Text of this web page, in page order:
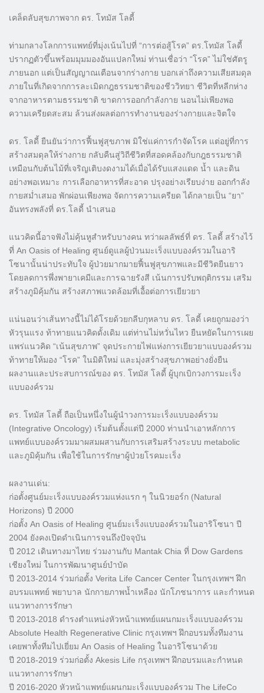
เคล็ดลับสุขภาพจาก ดร. โทมัส โลดี้
ท่ามกลางโลกการแพทย์ที่มุ่งเน้นไปที่ “การต่อสู้โรค” ดร.โทมัส โลดี้
ปรากฏตัวขึ้นพร้อมมุมมองอันแปลกใหม่ ท่านเชื่อว่า “โรค” ไม่ใช่ศัตรู
ภายนอก แต่เป็นสัญญาณเตือนจากร่างกาย บอกเล่าถึงความเสียสมดุล
ภายในที่เกิดจากการละเมิดกฎธรรมชาติของชีววิทยา ชีวิตที่หลีกห่าง
จากอาหารตามธรรมชาติ ขาดการออกกำลังกาย นอนไม่เพียงพอ
ความเครียดสะสม ล้วนส่งผลต่อการทำงานของร่างกายและจิตใจ
ดร. โลดี้ ยืนยันว่าการฟื้นฟูสุขภาพ มิใช่แค่การกำจัดโรค แต่อยู่ที่การ
สร้างสมดุลให้ร่างกาย กลับคืนสู่วิถีชีวิตที่สอดคล้องกับกฎธรรมชาติ
เหมือนกับต้นไม้ที่เจริญเติบงดงามได้เมื่อได้รับแสงแดด น้ำ และดิน
อย่างพอเหมาะ การเลือกอาหารที่สะอาด ปรุงอย่างเรียบง่าย ออกกำลัง
กายสม่ำเสมอ พักผ่อนเพียงพอ จัดการความเครียด ได้กลายเป็น “ยา”
อันทรงพลังที่ ดร.โลดี้ นำเสนอ
แนวคิดนี้อาจฟังไม่คุ้นหูสำหรับบางคน ทว่าผลลัพธ์ที่ ดร. โลดี้ สร้างไว้
ที่ An Oasis of Healing ศูนย์ดูแลผู้ป่วนมะเร็งแบบองค์รวมในอาริ
โซนานั้นน่าประทับใจ ผู้ป่วยมากมายฟื้นฟูสุขภาพและมีชีวิตยืนยาว
โดยลดการพึ่งพายาเคมีและการฉายรังสี เน้นการปรับพฤติกรรม เสริม
สร้างภูมิคุ้มกัน สร้างสภาพแวดล้อมที่เอื้อต่อการเยียวยา
แน่นอนว่าเส้นทางนี้ไม่ได้โรยด้วยกลีบกุหลาบ ดร. โลดี้ เคยถูกมองว่า
หัวรุนแรง ท้าทายแนวคิดดั้งเดิม แต่ท่านไม่หวั่นไหว ยืนหยัดในการเผย
แพร่แนวคิด “เน้นสุขภาพ” จุดประกายไฟแห่งการเยียวยาแบบองค์รวม
ท้าทายให้มอง “โรค” ในมิติใหม่ และมุ่งสร้างสุขภาพอย่างยั่งยืน
ผลงานและประสบการณ์ของ ดร. โทมัส โลดี้ ผู้บุกเบิกวงการมะเร็ง
แบบองค์รวม
ดร. โทมัส โลดี้ ถือเป็นหนึ่งในผู้นำวงการมะเร็งแบบองค์รวม
(Integrative Oncology) เริ่มต้นตั้งแต่ปี 2000 ท่านนำเอาหลักการ
แพทย์แบบองค์รวมมาผสมผสานกับการเสริมสร้างระบบ metabolic
และภูมิคุ้มกัน เพื่อใช้ในการรักษาผู้ป่วยโรคมะเร็ง
ผลงานเด่น:
ก่อตั้งศูนย์มะเร็งแบบองค์รวมแห่งแรก ๆ ในนิวยอร์ก (Natural
Horizons) ปี 2000
ก่อตั้ง An Oasis of Healing ศูนย์มะเร็งแบบองค์รวมในอาริโซนา ปี
2004 ยังคงเปิดดำเนินการจนถึงปัจจุบัน
ปี 2012 เดินทางมาไทย ร่วมงานกับ Mantak Chia ที่ Dow Gardens
เชียงใหม่ ในการพัฒนาศูนย์บำบัด
ปี 2013-2014 ร่วมก่อตั้ง Verita Life Cancer Center ในกรุงเทพฯ ฝึก
อบรมแพทย์ พยาบาล นักกายภาพน้ำเหลือง นักโภชนาการ และกำหนด
แนวทางการรักษา
ปี 2013-2018 ดำรงตำแหน่งหัวหน้าแพทย์แผนกมะเร็งแบบองค์รวม
Absolute Health Regenerative Clinic กรุงเทพฯ ฝึกอบรมทั้งทีมงาน
เคยพาทั้งทีมไปเยี่ยม An Oasis of Healing ในอาริโซนาด้วย
ปี 2018-2019 ร่วมก่อตั้ง Akesis Life กรุงเทพฯ ฝึกอบรมและกำหนด
แนวทางการรักษา
ปี 2016-2020 หัวหน้าแพทย์แผนกมะเร็งแบบองค์รวม The LifeCo